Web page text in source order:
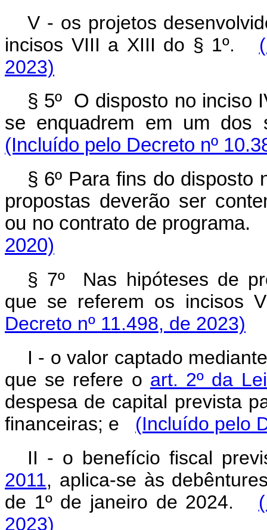
V - os projetos
incisos VIII a XIII do § 1º.
2023)
§ 5º O disposto no inciso
se enquadrem em um
(Incluído pelo Decreto nº
§ 6º Para fins do disposto
propostas deverão ser
ou no contrato de programa.
2020)
§ 7º Nas hipóteses de
que se referem os incisos
Decreto nº 11.498, de 2023)
I - o valor captado
que se refere o art. 2º da
despesa de capital prevista
financeiras; e
(Incluído pelo
II - o benefício fiscal
2011, aplica-se às
de 1º de janeiro de 2024.
2023)